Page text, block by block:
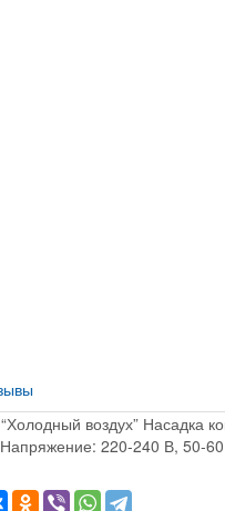
воздух” Насадка
220-240 В, 50-